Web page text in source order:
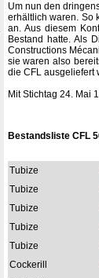
Um nun den
erhältlich waren. So
an. Aus diesem
Bestand hatte. Als
Constructions
sie waren also
die CFL ausgeliefert
Mit Stichtag 24. Mai
Bestandsliste CFL
Tubize
Tubize
Tubize
Tubize
Tubize
Cockerill